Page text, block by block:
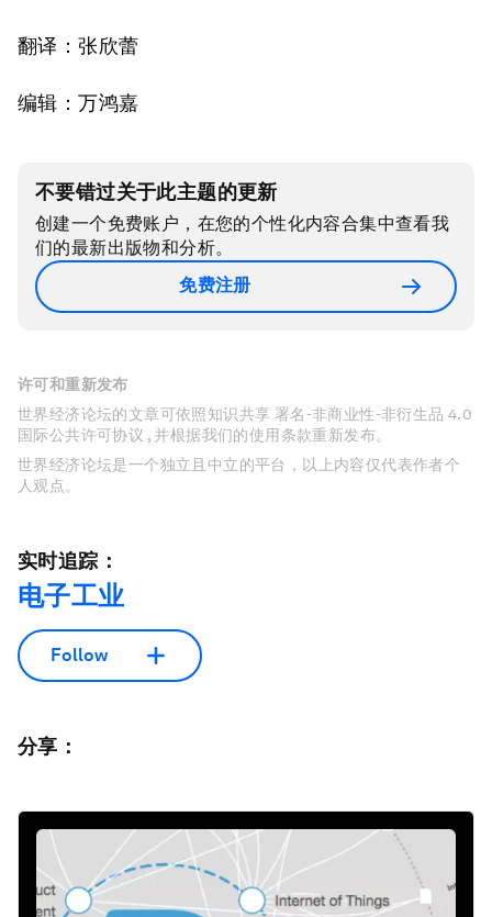
翻译：张欣蕾
编辑：万鸿嘉
不要错过关于此主题的更新
创建一个免费账户，在您的个性化内容合集中查看我
们的最新出版物和分析。
免费注册
许可和重新发布
世界经济论坛的文章可依照知识共享 署名-非商业性-非衍生品 4.0
国际公共许可协议 , 并根据我们的使用条款重新发布。
世界经济论坛是一个独立且中立的平台，以上内容仅代表作者个
人观点。
实时追踪：
电子工业
Follow
分享：